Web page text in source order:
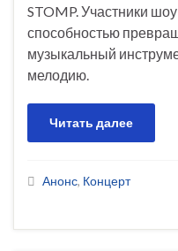
STOMP. Участники
способностью
музыкальный
мелодию.
Читать далее
Анонс, Концерт